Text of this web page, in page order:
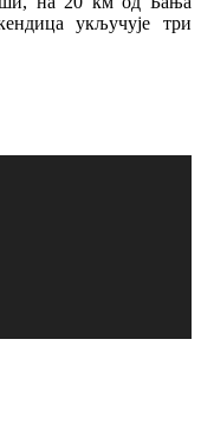
укључује три